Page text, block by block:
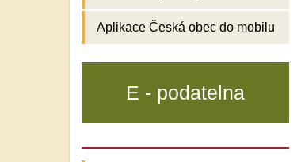
Aplikace Česká obec do mobilu
E - podatelna